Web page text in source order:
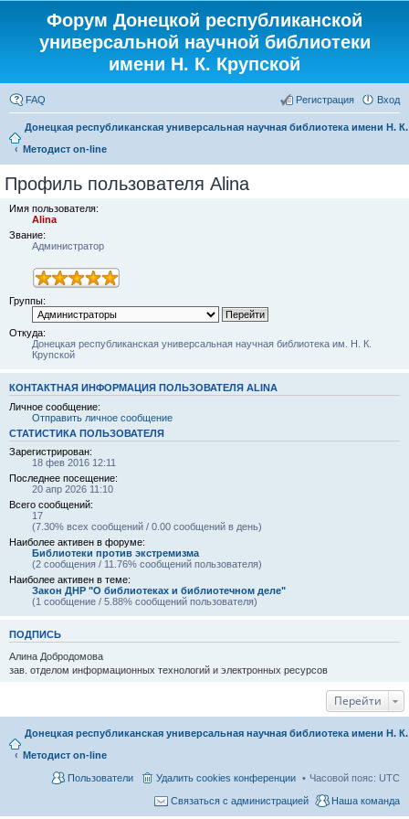
Форум Донецкой республиканской
универсальной научной библиотеки
имени Н. К. Крупской
FAQ Вход
Регистрация
Донецкая республиканская универсальная научная библиотека имени Н.
Методист on-line
Профиль пользователя Alina
Имя пользователя:
Alina
Звание:
Администратор
Группы:
Откуда:
Донецкая республиканская универсальная научная библиотека им. Н. К.
Крупской
КОНТАКТНАЯ ИНФОРМАЦИЯ ПОЛЬЗОВАТЕЛЯ ALINA
Личное сообщение:
Отправить личное сообщение
СТАТИСТИКА ПОЛЬЗОВАТЕЛЯ
Зарегистрирован:
18 фев 2016 12:11
Последнее посещение:
20 апр 2026 11:10
Всего сообщений:
17
(7.30% всех сообщений / 0.00 сообщений в день)
Наиболее активен в форуме:
Библиотеки против экстремизма
(2 сообщения / 11.76% сообщений пользователя)
Наиболее активен в теме:
Закон ДНР "О библиотеках и библиотечном деле"
(1 сообщение / 5.88% сообщений пользователя)
ПОДПИСЬ
Алина Добродомова
зав. отделом информационных технологий и электронных ресурсов
Перейти
Донецкая республиканская универсальная научная библиотека имени Н.
Методист on-line
Часовой пояс: UTC
Удалить cookies конференции
Пользователи
Наша команда
Связаться с администрацией